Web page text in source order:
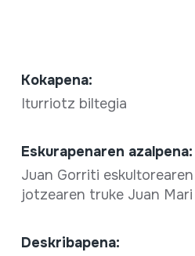
Kokapena:
Iturriotz biltegia
Eskurapenaren azalpena:
Juan Gorriti
jotzearen truke Juan
Deskribapena: